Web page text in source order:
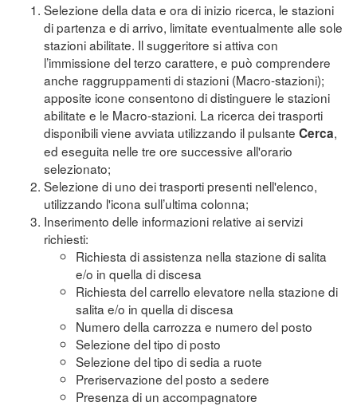
Selezione della data e ora di inizio ricerca, le stazioni
di partenza e di arrivo, limitate eventualmente alle sole
stazioni abilitate. Il suggeritore si attiva con
l’immissione del terzo carattere, e può comprendere
anche raggruppamenti di stazioni (Macro-stazioni);
apposite icone consentono di distinguere le stazioni
abilitate e le Macro-stazioni. La ricerca dei trasporti
disponibili viene avviata utilizzando il pulsante Cerca,
ed eseguita nelle tre ore successive all'orario
selezionato;
Selezione di uno dei trasporti presenti nell'elenco,
utilizzando l'icona sull’ultima colonna;
Inserimento delle informazioni relative ai servizi
richiesti:
Richiesta di assistenza nella stazione di salita
e/o in quella di discesa
Richiesta del carrello elevatore nella stazione di
salita e/o in quella di discesa
Numero della carrozza e numero del posto
Selezione del tipo di posto
Selezione del tipo di sedia a ruote
Preriservazione del posto a sedere
Presenza di un accompagnatore